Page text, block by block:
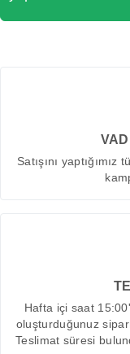
Satışını
Hafta içi saat
oluşturduğunuz
Teslimat süresi